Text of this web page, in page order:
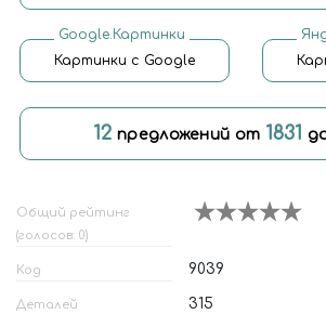
Google.Картинки
Картинки с Google
12 предложений от 1831
Общий рейтинг
(голосов: 0)
Код 9039
Деталей 315